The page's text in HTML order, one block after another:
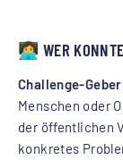
👩‍💻 WER
Challenge-
Menschen oder
der öffentlichen
konkretes